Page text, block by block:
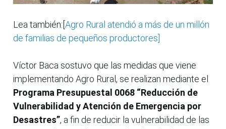
Lea también:[ Agro Rural atendió a más de un millón
de familias de pequeños productores]
Víctor Baca sostuvo que las medidas que viene
implementando Agro Rural, se realizan mediante el
Programa Presupuestal 0068 “Reducción de
Vulnerabilidad y Atención de Emergencia por
Desastres”, a fin de reducir la vulnerabilidad de las